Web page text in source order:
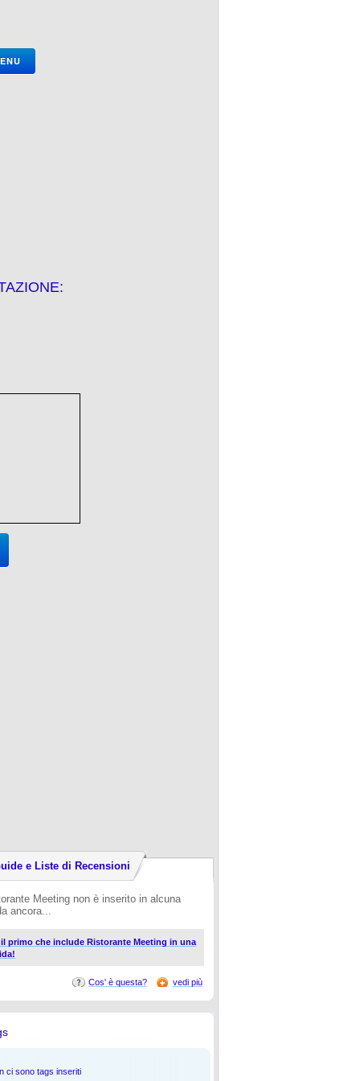
e Liste di Recensioni
Meeting non è inserito in alcuna
ancora...
primo che include Ristorante Meeting in una
Cos' è questa? vedi più
ci sono tags inseriti